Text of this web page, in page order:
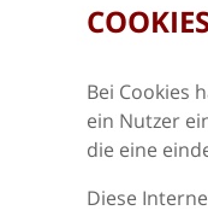
Bei Cookies
ein Nutzer
die eine
Diese